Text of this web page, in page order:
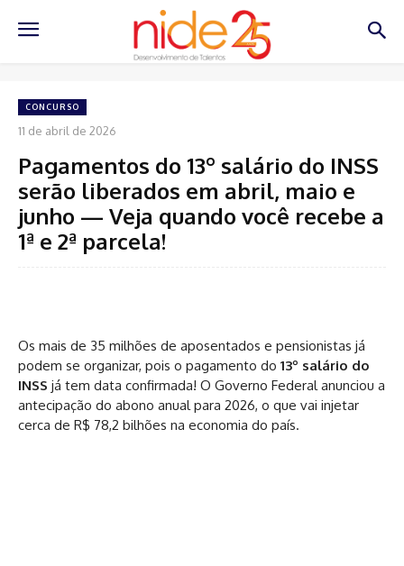
CONCURSO
11 de abril de 2026
Pagamentos do 13º salário do INSS
serão liberados em abril, maio e
junho — Veja quando você recebe a
1ª e 2ª parcela!
Os mais de 35 milhões de aposentados e pensionistas já
podem se organizar, pois o pagamento do 13º salário do
INSS já tem data confirmada! O Governo Federal anunciou a
antecipação do abono anual para 2026, o que vai injetar
cerca de R$ 78,2 bilhões na economia do país.